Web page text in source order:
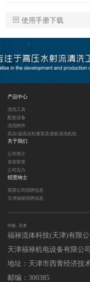
使用手册下载
产品中心
清洗工具
配套设备
清洗附件
高压/超高压柱塞泵及成套清洗机组
关于我们
公司简介
资质荣誉
公司实力
招贤纳士
英国公司招聘信息
天津福禄招聘信息
中国 . 天津
福禄流体科技(天津)有限公
天津福禄机电设备有限公司
地址：天津市西青经济技
邮编：300385